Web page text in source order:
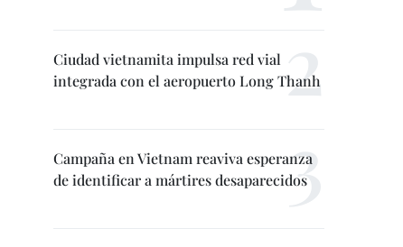
Ciudad vietnamita impulsa red vial
integrada con el aeropuerto Long Thanh
Campaña en Vietnam reaviva esperanza
de identificar a mártires desaparecidos